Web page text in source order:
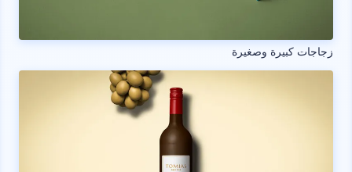
زجاجات كبيرة وصغيرة